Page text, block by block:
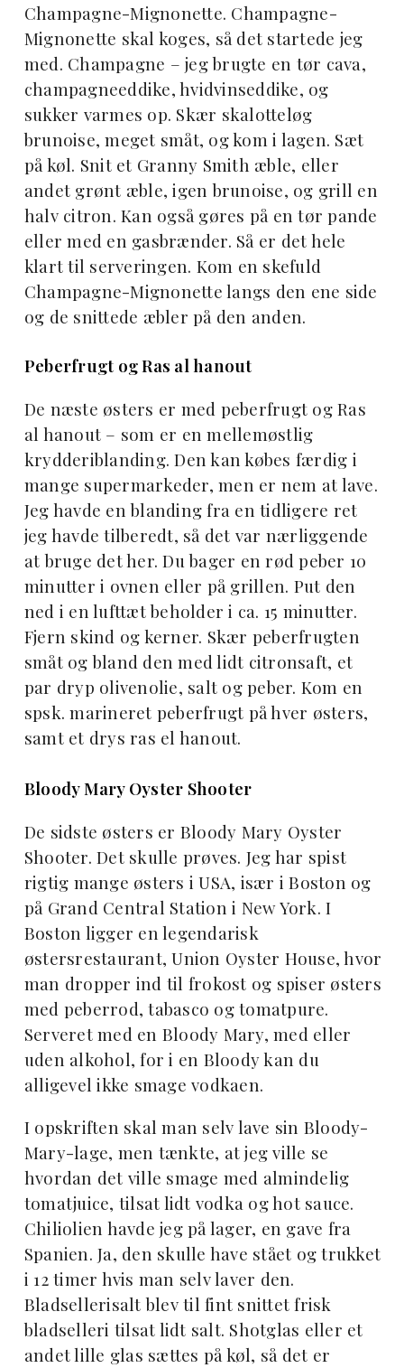
Champagne-Mignonette. Champagne-
Mignonette skal koges, så det startede jeg
med. Champagne – jeg brugte en tør cava,
champagneeddike, hvidvinseddike, og
sukker varmes op. Skær skalotteløg
brunoise, meget småt, og kom i lagen. Sæt
på køl. Snit et Granny Smith æble, eller
andet grønt æble, igen brunoise, og grill en
halv citron. Kan også gøres på en tør pande
eller med en gasbrænder. Så er det hele
klart til serveringen. Kom en skefuld
Champagne-Mignonette langs den ene side
og de snittede æbler på den anden.
Peberfrugt og Ras al hanout
De næste østers er med peberfrugt og Ras
al hanout – som er en mellemøstlig
krydderiblanding. Den kan købes færdig i
mange supermarkeder, men er nem at lave.
Jeg havde en blanding fra en tidligere ret
jeg havde tilberedt, så det var nærliggende
at bruge det her. Du bager en rød peber 10
minutter i ovnen eller på grillen. Put den
ned i en lufttæt beholder i ca. 15 minutter.
Fjern skind og kerner. Skær peberfrugten
småt og bland den med lidt citronsaft, et
par dryp olivenolie, salt og peber. Kom en
spsk. marineret peberfrugt på hver østers,
samt et drys ras el hanout.
Bloody Mary Oyster Shooter
De sidste østers er Bloody Mary Oyster
Shooter. Det skulle prøves. Jeg har spist
rigtig mange østers i USA, især i Boston og
på Grand Central Station i New York. I
Boston ligger en legendarisk
østersrestaurant, Union Oyster House, hvor
man dropper ind til frokost og spiser østers
med peberrod, tabasco og tomatpure.
Serveret med en Bloody Mary, med eller
uden alkohol, for i en Bloody kan du
alligevel ikke smage vodkaen.
I opskriften skal man selv lave sin Bloody-
Mary-lage, men tænkte, at jeg ville se
hvordan det ville smage med almindelig
tomatjuice, tilsat lidt vodka og hot sauce.
Chiliolien havde jeg på lager, en gave fra
Spanien. Ja, den skulle have stået og trukket
i 12 timer hvis man selv laver den.
Bladsellerisalt blev til fint snittet frisk
bladselleri tilsat lidt salt. Shotglas eller et
andet lille glas sættes på køl, så det er